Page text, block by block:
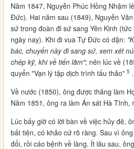
Năm 1847, Nguyễn Phúc Hồng Nhậm
Đức). Hai năm sau (1849), Nguyễn
sứ trong đoàn đi sứ sang Yên Kinh (tức
ngày nay). Khi đi vua Tự Đức có dặn:
bác, chuyến này đi sang sứ, xem xét
chép kỹ, khi về tiến lãm"; nên lúc về
quyển "Vạn lý tập dịch trình tấu thảo" 5 .
Về nước (1850), ông được thăng làm
Năm 1851, ông ra làm Án sát Hà Tĩnh,
Lúc bấy giờ có lời bàn về việc hủy đê,
bất tiện, có khảo cứ rõ ràng. Sau vì
đổi, rồi cáo bệnh về làng. Ít lâu sau,